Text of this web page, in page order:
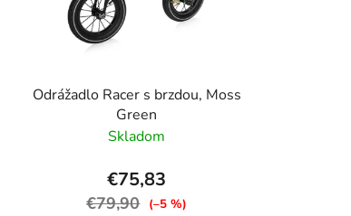
Odrážadlo Racer s brzdou, Moss
Green
Skladom
€75,83
€79,90 (–5 %)